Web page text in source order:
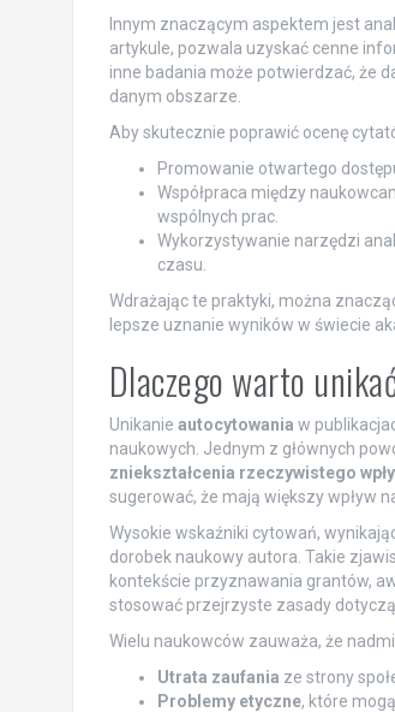
Innym znaczącym aspektem jest
artykule, pozwala uzyskać cenne
inne badania może potwierdzać, że
danym obszarze.
Aby skutecznie poprawić ocenę
Promowanie otwartego
Współpraca między
wspólnych prac.
Wykorzystywanie narzędzi
czasu.
Wdrażając te praktyki, można
lepsze uznanie wyników w świecie
Dlaczego warto
Unikanie autocytowania w
naukowych. Jednym z głównych
zniekształcenia rzeczywistego
sugerować, że mają większy wpływ
Wysokie wskaźniki cytowań,
dorobek naukowy autora. Takie
kontekście przyznawania grantów,
stosować przejrzyste zasady
Wielu naukowców zauważa, że
Utrata zaufania ze strony
Problemy etyczne, które